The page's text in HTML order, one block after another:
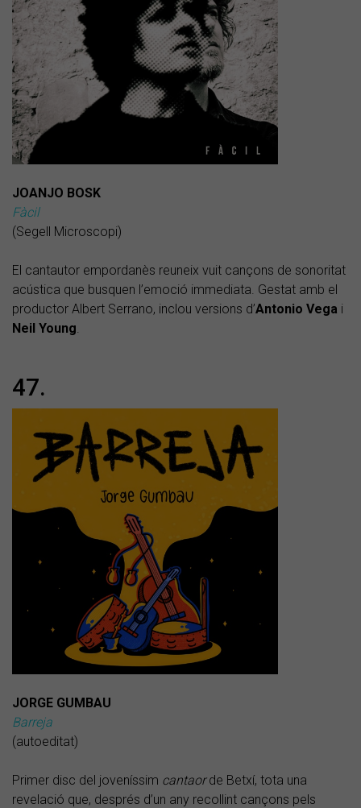
JOANJO BOSK
Fàcil
(Segell Microscopi)
El cantautor empordanès reuneix vuit cançons de sonoritat
acústica que busquen l’emoció immediata. Gestat amb el
productor Albert Serrano, inclou versions d’Antonio Vega i
Neil Young
47.
JORGE GUMBAU
Barreja
(autoeditat)
Primer disc del joveníssim cantaorde Betxí, tota una
revelació que, després d’un any recollint cançons pels